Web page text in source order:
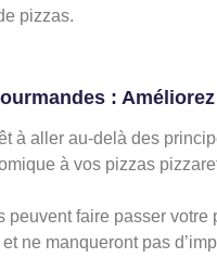
pizzas.
:
à aller au-delà des
à vos pizzas
peuvent faire passer votre
et ne manqueront pas